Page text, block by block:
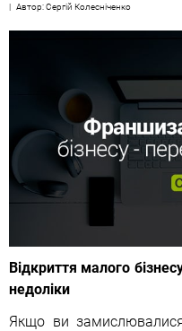
Автор: Сергій Колесніченко
Відкриття малого
недоліки
Якщо ви